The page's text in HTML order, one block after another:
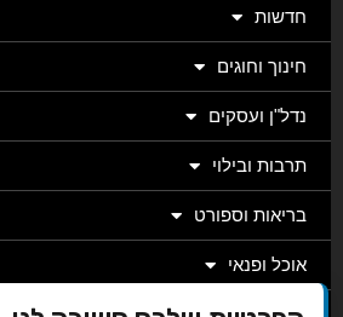
חדשות
חינוך וחוגים
נדל"ן ועסקים
תרבות ובילוי
בריאות וספורט
אוכל ופנאי